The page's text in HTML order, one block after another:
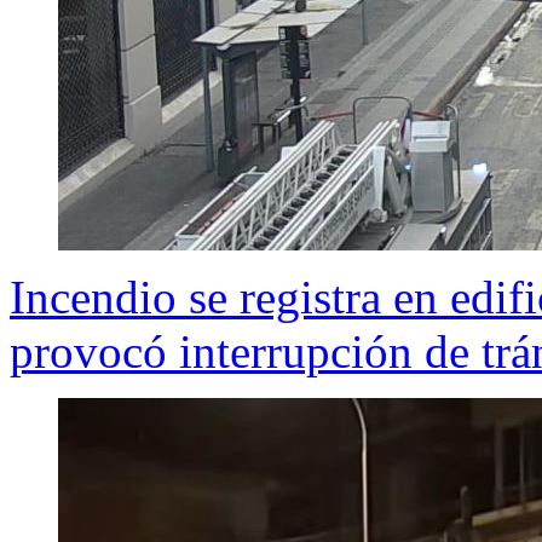
Incendio se registra en
provocó interrupción de